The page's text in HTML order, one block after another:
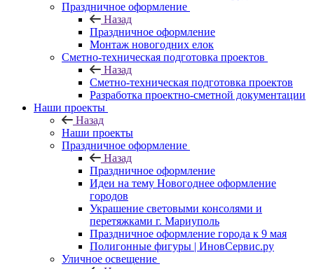
Праздничное оформление
Назад
Праздничное оформление
Монтаж новогодних елок
Сметно-техническая подготовка проектов
Назад
Сметно-техническая подготовка проектов
Разработка проектно-сметной документации
Наши проекты
Назад
Наши проекты
Праздничное оформление
Назад
Праздничное оформление
Идеи на тему Новогоднее оформление
городов
Украшение световыми консолями и
перетяжками г. Мариуполь
Праздничное оформление города к 9 мая
Полигонные фигуры | ИновСервис.ру
Уличное освещение